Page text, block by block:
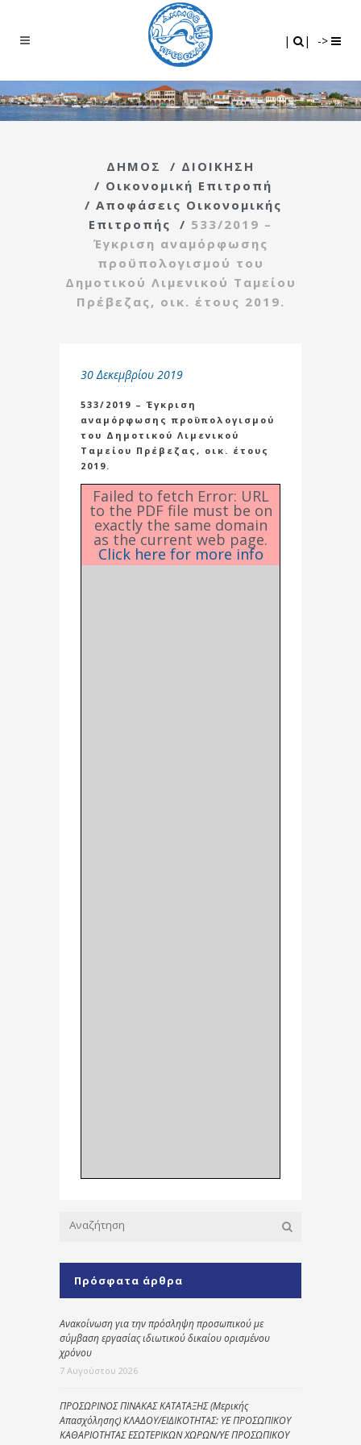
| | ->
ΔΗΜΟΣ / ΔΙΟΙΚΗΣΗ
/ Οικονομική Επιτροπή
/ Αποφάσεις Οικονομικής
Επιτροπής
/ 533/2019 –
Έγκριση αναμόρφωσης
προϋπολογισμού του
Δημοτικού Λιμενικού Ταμείου
Πρέβεζας, οικ. έτους 2019.
30 Δεκεμβρίου 2019
533/2019 – Έγκριση
αναμόρφωσης προϋπολογισμού
του Δημοτικού Λιμενικού
Ταμείου Πρέβεζας, οικ. έτους
2019.
Failed to fetch Error: URL
to the PDF file must be on
exactly the same domain
as the current web page.
Click here for more info
Πρόσφατα άρθρα
Ανακοίνωση για την πρόσληψη προσωπικού με
σύμβαση εργασίας ιδιωτικού δικαίου ορισμένου
χρόνου
7 Αυγούστου 2026
ΠΡΟΣΩΡΙΝΟΣ ΠΙΝΑΚΑΣ ΚΑΤΑΤΑΞΗΣ (Μερικής
Απασχόλησης) ΚΛΑΔΟΥ/ΕΙΔΙΚΟΤΗΤΑΣ: ΥΕ ΠΡΟΣΩΠΙΚΟΥ
ΚΑΘΑΡΙΟΤΗΤΑΣ ΕΣΩΤΕΡΙΚΩΝ ΧΩΡΩΝ/ΥΕ ΠΡΟΣΩΠΙΚΟΥ